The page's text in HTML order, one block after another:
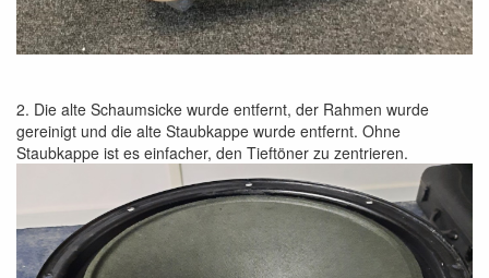
2. Die alte Schaumsicke wurde entfernt, der Rahmen wurde
gereinigt und die alte Staubkappe wurde entfernt. Ohne
Staubkappe ist es einfacher, den Tieftöner zu zentrieren.